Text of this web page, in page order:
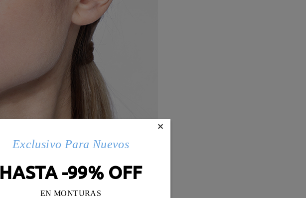
×
Exclusivo Para Nuevos
HASTA -99% OFF
EN MONTURAS